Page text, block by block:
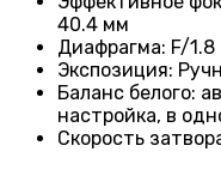
40.4 мм
Диафрагма: F/1.8
Экспозиция:
Баланс белого:
настройка, в
Скорость